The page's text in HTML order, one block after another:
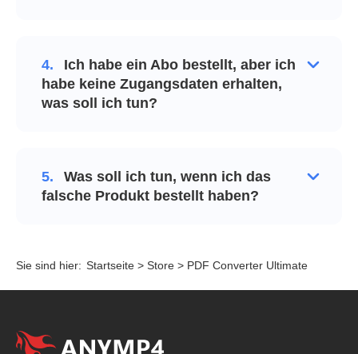
4.
Ich habe ein Abo bestellt, aber ich
habe keine Zugangsdaten erhalten,
was soll ich tun?
5.
Was soll ich tun, wenn ich das
falsche Produkt bestellt haben?
Sie sind hier: Startseite > Store > PDF Converter Ultimate